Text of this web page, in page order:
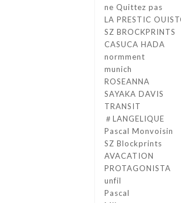
ne Quittez pas
LA PRESTIC
SZ BROCKPRINTS
CASUCA HADA
normment
munich
ROSEANNA
SAYAKA DAVIS
TRANSIT
＃LANGELIQUE
Pascal Monvoisin
SZ Blockprints
AVACATION
PROTAGONISTA
unfil
Pascal